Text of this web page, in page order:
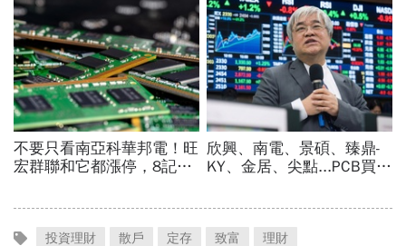
投資理財 散戶 定存 致富 理財